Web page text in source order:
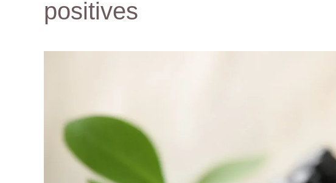
positives